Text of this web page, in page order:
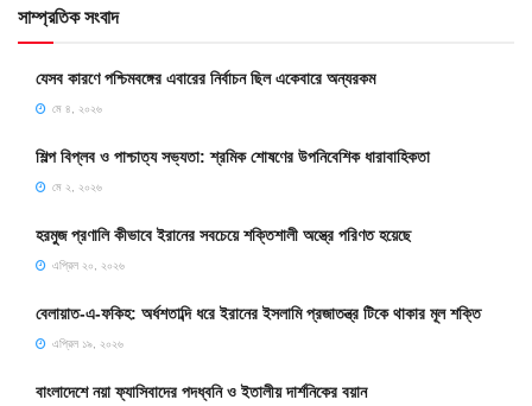
সাম্প্রতিক সংবাদ
যেসব কারণে পশ্চিমবঙ্গের এবারের নির্বাচন ছিল একেবারে অন্যরকম
মে ৪, ২০২৬
শিল্প বিপ্লব ও পাশ্চাত্য সভ্যতা: শ্রমিক শোষণের উপনিবেশিক ধারাবাহিকতা
মে ২, ২০২৬
হরমুজ প্রণালি কীভাবে ইরানের সবচেয়ে শক্তিশালী অস্ত্রে পরিণত হয়েছে
এপ্রিল ২০, ২০২৬
বেলায়াত-এ-ফকিহ: অর্ধশতাব্দি ধরে ইরানের ইসলামি প্রজাতন্ত্র টিকে থাকার মূল শক্তি
এপ্রিল ১৯, ২০২৬
বাংলাদেশে নয়া ফ্যাসিবাদের পদধ্বনি ও ইতালীয় দার্শনিকের বয়ান